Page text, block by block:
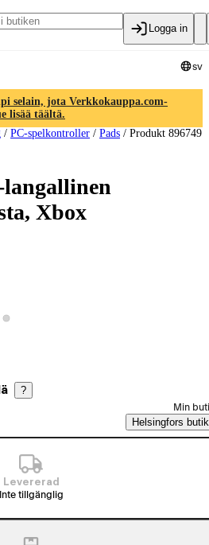
Logga in
sv
selain, jota Verkkokauppa.com-
lisää täältä.
/ PC-spelkontroller / Pads / Produkt 896749
Xbox
produktbild 1
Visa produktbild 2
?
Min
Helsingfors butik
Levererad
Inte tillgänglig